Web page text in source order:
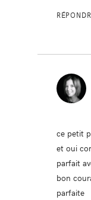
ce petit
et oui
parfait
bon
parfaite